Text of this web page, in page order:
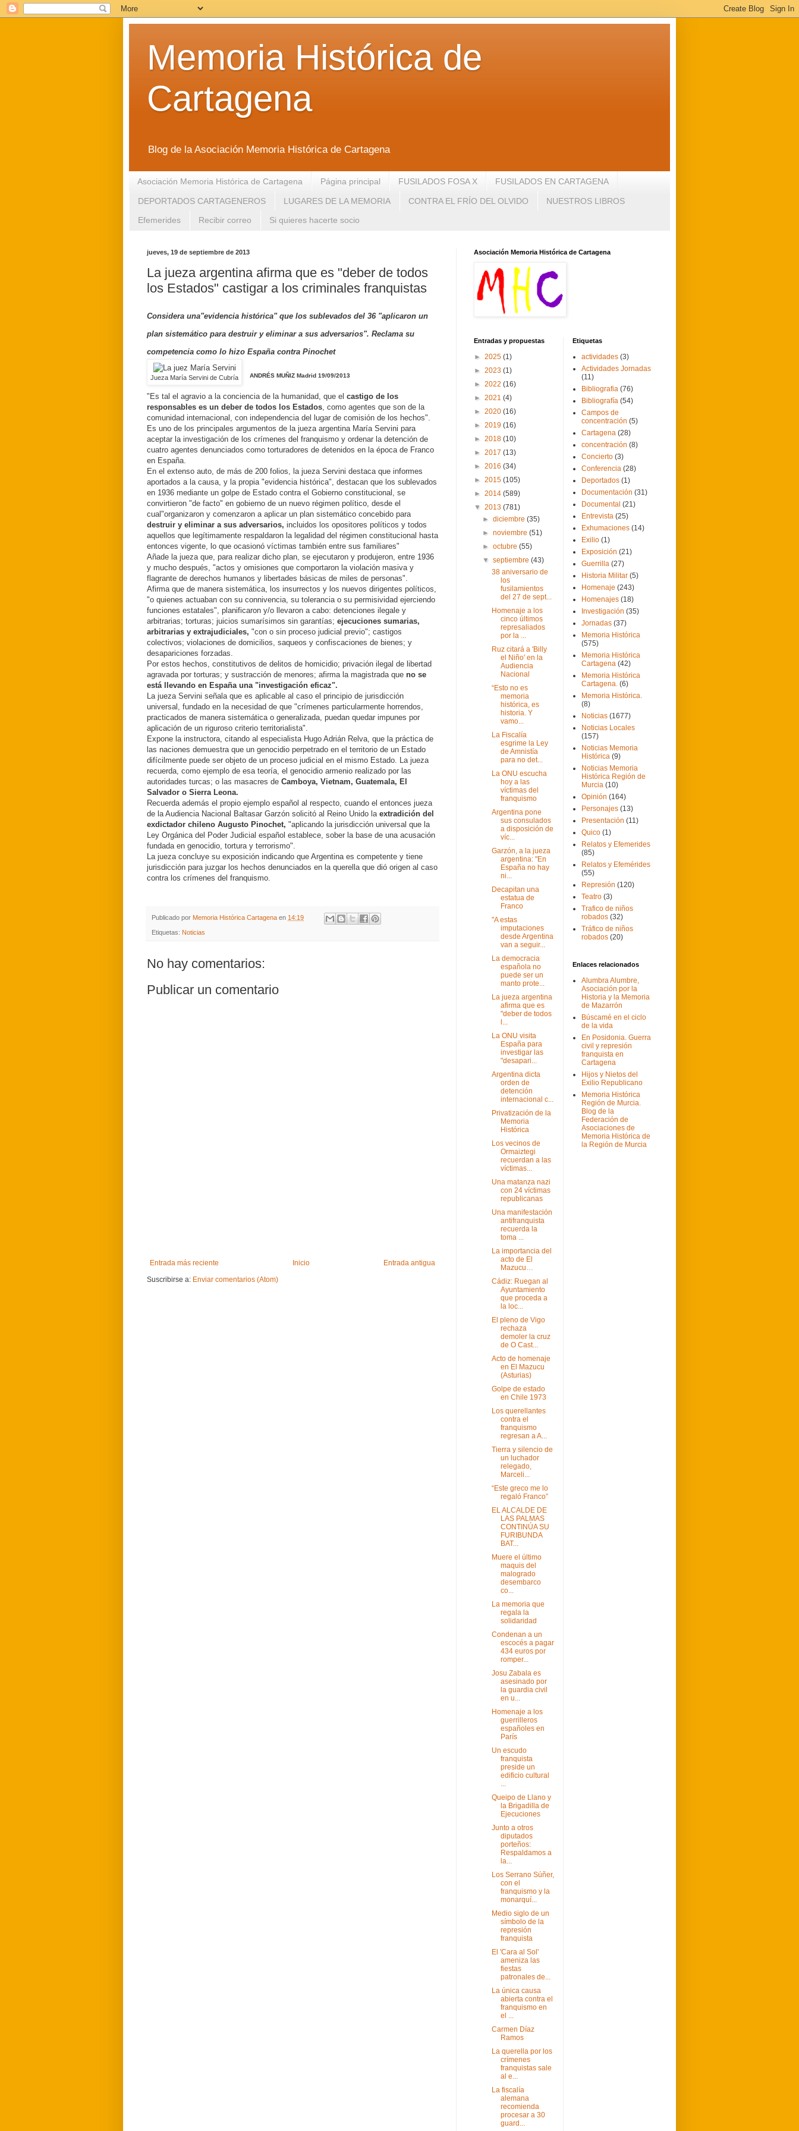
Memoria Histórica de
Cartagena
Blog de la Asociación Memoria Histórica de Cartagena
Asociación Memoria Histórica de Cartagena Página principal FUSILADOS FOSA X FUSILADOS EN CARTAGENA
DEPORTADOS CARTAGENEROS LUGARES DE LA MEMORIA CONTRA EL FRÍO DEL OLVIDO NUESTROS LIBROS
Efemerides Recibir correo Si quieres hacerte socio
jueves, 19 de septiembre de 2013
La jueza argentina afirma que es "deber de todos
los Estados" castigar a los criminales franquistas
Considera una"evidencia histórica" que los sublevados del 36 "aplicaron un
plan sistemático para destruir y eliminar a sus adversarios". Reclama su
competencia como lo hizo España contra Pinochet
Jueza María Servini de Cubría ANDRÉS MUÑIZ Madrid 19/09/2013
"Es tal el agravio a la conciencia de la humanidad, que el castigo de los
responsables es un deber de todos los Estados, como agentes que son de la
comunidad internacional, con independencia del lugar de comisión de los hechos".
Es uno de los principales argumentos de la jueza argentina María Servini para
aceptar la investigación de los crímenes del franquismo y ordenar la detención de
cuatro agentes denunciados como torturadores de detenidos en la época de Franco
en España.
En el extenso auto, de más de 200 folios, la jueza Servini destaca que informes
aportados a la causa, y la propia "evidencia histórica", destacan que los sublevados
en 1936 mediante un golpe de Estado contra el Gobierno constitucional, se
convirtieron "de facto" en gobierno de un nuevo régimen político, desde el
cual"organizaron y comenzaron a aplicar un plan sistemático concebido para
destruir y eliminar a sus adversarios, incluidos los opositores políticos y todos
aquellos que legítimamente respaldaron la legalidad del régimen constitucional hasta
entonces vigente, lo que ocasionó víctimas también entre sus familiares"
Añade la jueza que, para realizar dicho plan, se ejecutaron y produjeron, entre 1936
y mucho después, "actos y omisiones que comportaron la violación masiva y
flagrante de derechos humanos y libertades básicas de miles de personas".
Afirma que de manera sistemática, los insurrectos y los nuevos dirigentes políticos,
"o quienes actuaban con su connivencia, su tolerancia o su permisividad ejerciendo
funciones estatales", planificaron y/o llevaron a cabo: detenciones ilegale y
arbitrarias; torturas; juicios sumarísimos sin garantías; ejecuciones sumarias,
arbitrarias y extrajudiciales, "con o sin proceso judicial previo"; castigos
colectivos; violaciones de domicilios, saqueos y confiscaciones de bienes; y
desapariciones forzadas.
Por estos hechos, constitutivos de delitos de homicidio; privación ilegal de libertad
agravada por torturas; y sustracción de menores; afirma la magistrada que no se
está llevando en España una "investigación eficaz".
La jueza Servini señala que es aplicable al caso el principio de jurisdicción
universal, fundado en la necesidad de que "crímenes particularmente horrendos,
practicados de manera sistemática o generalizada, puedan quedar impunes por
aplicación de un riguroso criterio territorialista".
Expone la instructora, citando al especialista Hugo Adrián Relva, que la práctica de
las naciones demuestra que un genocidio perpetrado en el territorio de un Estado
difícilmente puede ser objeto de un proceso judicial en el mismo Estado. La jueza
recuerda, como ejemplo de esa teoría, el genocidio armenio realizado por las
autoridades turcas; o las masacres de Camboya, Vietnam, Guatemala, El
Salvador o Sierra Leona.
Recuerda además el propio ejemplo español al respecto, cuando el entonces jueza
de la Audiencia Nacional Baltasar Garzón solicitó al Reino Unido la extradición del
exdictador chileno Augusto Pinochet, "aplicando la jurisdicción universal que la
Ley Orgánica del Poder Judicial español establece, sober la base de una acusación
fundada en genocidio, tortura y terrorismo".
La jueza concluye su exposición indicando que Argentina es competente y tiene
jurisdicción para juzgar los hechos denunciados en la querella que dió origen al caso
contra los crímenes del franquismo.
Publicado por Memoria Histórica Cartagena en 14:19
Etiquetas: Noticias
No hay comentarios:
Publicar un comentario
Entrada más reciente Entrada antigua
Inicio
Suscribirse a: Enviar comentarios (Atom)
Asociación Memoria Histórica de Cartagena
Entradas y propuestas
► 2025 (1)
► 2023 (1)
► 2022 (16)
► 2021 (4)
► 2020 (16)
► 2019 (16)
► 2018 (10)
► 2017 (13)
► 2016 (34)
► 2015 (105)
► 2014 (589)
▼ 2013 (781)
►diciembre(35)
►noviembre(51)
►octubre(55)
▼septiembre(43)
38 aniversario de
los
fusilamientos
del 27 de sept...
Homenaje a los
cinco últimos
represaliados
por la ...
Ruz citará a 'Billy
el Niño' en la
Audiencia
Nacional
“Esto no es
memoria
histórica, es
historia. Y
vamo...
La Fiscalía
esgrime la Ley
de Amnistía
para no det...
La ONU escucha
hoy a las
víctimas del
franquismo
Argentina pone
sus consulados
a disposición de
víc...
Garzón, a la jueza
argentina: "En
España no hay
ni...
Decapitan una
estatua de
Franco
"A estas
imputaciones
desde Argentina
van a seguir...
La democracia
española no
puede ser un
manto prote...
La jueza argentina
afirma que es
"deber de todos
l...
La ONU visita
España para
investigar las
"desapari...
Argentina dicta
orden de
detención
internacional c...
Privatización de la
Memoria
Histórica
Los vecinos de
Ormaiztegi
recuerdan a las
víctimas...
Una matanza nazi
con 24 víctimas
republicanas
Una manifestación
antifranquista
recuerda la
toma ...
La importancia del
acto de El
Mazucu…
Cádiz: Ruegan al
Ayuntamiento
que proceda a
la loc...
El pleno de Vigo
rechaza
demoler la cruz
de O Cast...
Acto de homenaje
en El Mazucu
(Asturias)
Golpe de estado
en Chile 1973
Los querellantes
contra el
franquismo
regresan a A...
Tierra y silencio de
un luchador
relegado,
Marceli...
“Este greco me lo
regaló Franco”
EL ALCALDE DE
LAS PALMAS
CONTINÚA SU
FURIBUNDA
BAT...
Muere el último
maquis del
malogrado
desembarco
co...
La memoria que
regala la
solidaridad
Condenan a un
escocés a pagar
434 euros por
romper...
Josu Zabala es
asesinado por
la guardia civil
en u...
Homenaje a los
guerrilleros
españoles en
París
Un escudo
franquista
preside un
edificio cultural
Queipo de Llano y
la Brigadilla de
Ejecuciones
Junto a otros
diputados
porteños:
Respaldamos a
la...
Los Serrano Súñer,
con el
franquismo y la
monarquí...
Medio siglo de un
símbolo de la
represión
franquista
El 'Cara al Sol'
ameniza las
fiestas
patronales de...
La única causa
abierta contra el
franquismo en
el ...
Carmen Díaz
Ramos
La querella por los
crímenes
franquistas sale
al e...
La fiscalía
alemana
recomienda
procesar a 30
guard...
Etiquetas
actividades (3)
Actividades Jornadas
(11)
Bibliografia (76)
Bibliografía (54)
Campos de
concentración (5)
Cartagena (28)
concentración (8)
Concierto (3)
Conferencia (28)
Deportados (1)
Documentación (31)
Documental (21)
Entrevista (25)
Exhumaciones (14)
Exilio (1)
Exposición (21)
Guerrilla (27)
Historia Militar (5)
Homenaje (243)
Homenajes (18)
Investigación (35)
Jornadas (37)
Memoria Histórica
(575)
Memoria Histórica
Cartagena (42)
Memoria Histórica
Cartagena. (6)
Memoria Histórica.
(8)
Noticias (1677)
Noticias Locales
(157)
Noticias Memoria
Histórica (9)
Noticias Memoria
Histórica Región de
Murcia (10)
Opinión (164)
Personajes (13)
Presentación (11)
Quico (1)
Relatos y Efemerides
(85)
Relatos y Efemérides
(55)
Represión (120)
Teatro (3)
Trafico de niños
robados (32)
Tráfico de niños
robados (20)
Enlaces relacionados
Alumbra Alumbre,
Asociación por la
Historia y la Memoria
de Mazarrón
Búscamé en el ciclo
de la vida
En Posidonia. Guerra
civil y represión
franquista en
Cartagena
Hijos y Nietos del
Exilio Republicano
Memoria Histórica
Región de Murcia.
Blog de la
Federación de
Asociaciones de
Memoria Histórica de
la Región de Murcia